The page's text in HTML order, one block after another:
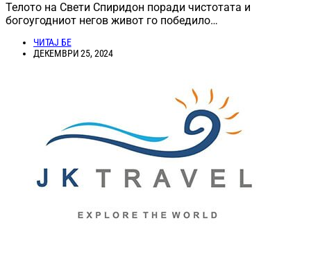
Телото на Свети Спиридон поради чистотата и
богоугодниот негов живот го победило…
ЧИТАЈ БЕ
ДЕКЕМВРИ 25, 2024